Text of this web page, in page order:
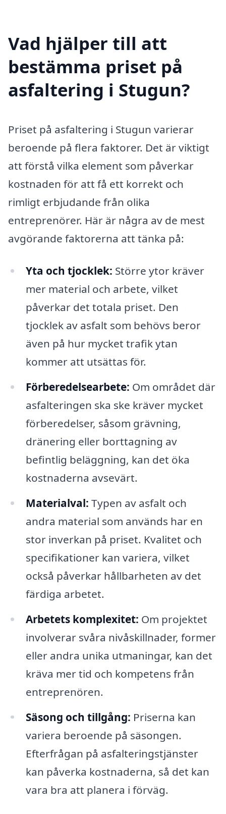
Vad hjälper till att
bestämma priset på
asfaltering i Stugun?
Priset på asfaltering i Stugun varierar
beroende på flera faktorer. Det är viktigt
att förstå vilka element som påverkar
kostnaden för att få ett korrekt och
rimligt erbjudande från olika
entreprenörer. Här är några av de mest
avgörande faktorerna att tänka på:
Yta och tjocklek: Större ytor kräver
mer material och arbete, vilket
påverkar det totala priset. Den
tjocklek av asfalt som behövs beror
även på hur mycket trafik ytan
kommer att utsättas för.
Förberedelsearbete: Om området där
asfalteringen ska ske kräver mycket
förberedelser, såsom grävning,
dränering eller borttagning av
befintlig beläggning, kan det öka
kostnaderna avsevärt.
Materialval: Typen av asfalt och
andra material som används har en
stor inverkan på priset. Kvalitet och
specifikationer kan variera, vilket
också påverkar hållbarheten av det
färdiga arbetet.
Arbetets komplexitet: Om projektet
involverar svåra nivåskillnader, former
eller andra unika utmaningar, kan det
kräva mer tid och kompetens från
entreprenören.
Säsong och tillgång: Priserna kan
variera beroende på säsongen.
Efterfrågan på asfalteringstjänster
kan påverka kostnaderna, så det kan
vara bra att planera i förväg.